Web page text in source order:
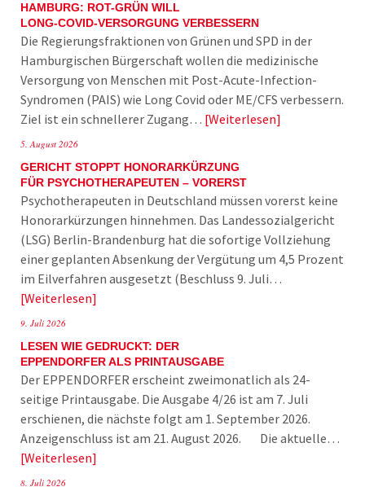
HAMBURG: ROT-GRÜN WILL
LONG-COVID-VERSORGUNG VERBESSERN
Die Regierungsfraktionen von Grünen und SPD in der
Hamburgischen Bürgerschaft wollen die medizinische
Versorgung von Menschen mit Post-Acute-Infection-
Syndromen (PAIS) wie Long Covid oder ME/CFS verbessern.
Ziel ist ein schnellerer Zugang… Weiterlesen
5. August 2026
GERICHT STOPPT HONORARKÜRZUNG
FÜR PSYCHOTHERAPEUTEN – VORERST
Psychotherapeuten in Deutschland müssen vorerst keine
Honorarkürzungen hinnehmen. Das Landessozialgericht
(LSG) Berlin-Brandenburg hat die sofortige Vollziehung
einer geplanten Absenkung der Vergütung um 4,5 Prozent
im Eilverfahren ausgesetzt (Beschluss 9. Juli…
Weiterlesen
9. Juli 2026
LESEN WIE GEDRUCKT: DER
EPPENDORFER ALS PRINTAUSGABE
Der EPPENDORFER erscheint zweimonatlich als 24-
seitige Printausgabe. Die Ausgabe 4/26 ist am 7. Juli
erschienen, die nächste folgt am 1. September 2026.
Anzeigenschluss ist am 21. August 2026. Die aktuelle…
Weiterlesen
8. Juli 2026